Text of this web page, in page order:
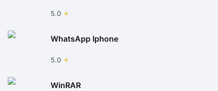
5.0
WhatsApp Iphone
5.0
WinRAR